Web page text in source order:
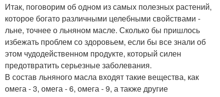
Итак, поговорим об одном из самых полезных растений,
которое богато различными целебными свойствами -
льне, точнее о льняном масле. Сколько бы пришлось
избежать проблем со здоровьем, если бы все знали об
этом чудодейственном продукте, который силен
предотвратить серьезные заболевания.
В состав льняного масла входят такие вещества, как
омега - 3, омега - 6, омега - 9, а также другие